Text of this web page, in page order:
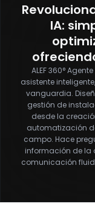
IA:
ALEF 360°
asistente
vanguardia.
gestión de
desde la
automatización
campo. Hace
información de la
comunicación